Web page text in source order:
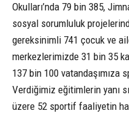
Okulları’nda 79 bin 385,
sosyal sorumluluk
gereksinimli 741 çocuk ve
merkezlerimizde 31 bin 35
137 bin 100 vatandaşımıza
Verdiğimiz eğitimlerin yanı
üzere 52 sportif faaliyetin